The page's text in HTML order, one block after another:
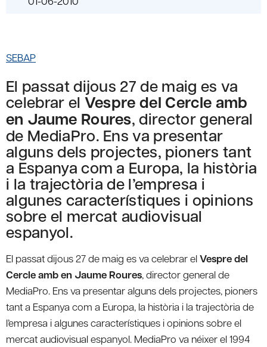
SEBAP
El passat dijous 27 de maig es va
celebrar el Vespre del Cercle amb
en Jaume Roures, director general
de MediaPro. Ens va presentar
alguns dels projectes, pioners tant
a Espanya com a Europa, la història
i la trajectòria de l’empresa i
algunes característiques i opinions
sobre el mercat audiovisual
espanyol.
El passat dijous 27 de maig es va celebrar elVespre del
Cercle amb en Jaume Roures, director general de
MediaPro. Ens va presentar alguns dels projectes, pioners
tant a Espanya com a Europa, la història i la trajectòria de
l’empresa i algunes característiques i opinions sobre el
mercat audiovisual espanyol. MediaPro va néixer el 1994